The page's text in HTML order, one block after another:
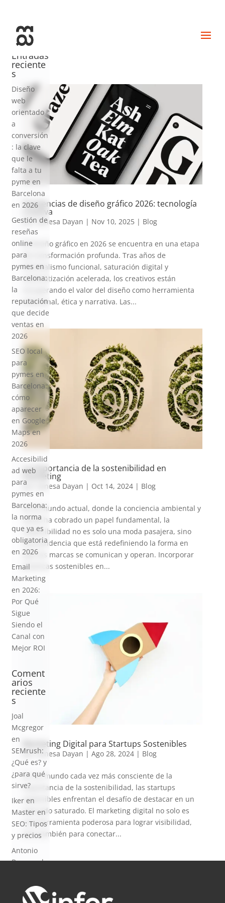
Tendencias de diseño gráfico 2026: tecnología
creativa
porVanesa Dayan | Nov 10, 2025| Blog
El diseño gráfico en 2026 se encuentra en una etapa
de transformación profunda. Tras años de
minimalismo funcional, saturación digital y
automatización acelerada, los creativos están
recuperando el valor del diseño como herramienta
emocional, ética y narrativa. Las...
La importancia de la sostenibilidad en
marketing
por Vanesa Dayan | Oct 14, 2024| Blog
En el mundo actual, donde la conciencia ambiental y
social ha cobrado un papel fundamental, la
sostenibilidad no es solo una moda pasajera, sino
una tendencia que está redefiniendo la forma en
que las marcas se comunican y operan. Incorporar
prácticas sostenibles en...
Marketing Digital para Startups Sostenibles
porVanesa Dayan | Ago 28, 2024| Blog
En un mundo cada vez más consciente de la
importancia de la sostenibilidad, las startups
sostenibles enfrentan el desafío de destacar en un
mercado saturado. El marketing digital no solo es
una herramienta poderosa para lograr visibilidad,
sino también para conectar...
Entradas
reciente
s
Diseño
web
orientado
a
conversión
: la clave
que le
falta a tu
pyme en
Barcelona
en 2026
Gestión de
reseñas
online
para
pymes en
Barcelona:
la
reputación
que decide
ventas en
2026
SEO local
para
pymes en
Barcelona:
cómo
aparecer
en Google
Maps en
2026
Accesibilid
ad web
para
pymes en
Barcelona:
la norma
que ya es
obligatoria
en 2026
Email
Marketing
en 2026:
Por Qué
Sigue
Siendo el
Canal con
Mejor ROI
Coment
arios
reciente
s
Joal
Mcgregor
en
SEMrush:
¿Qué es? y
¿para qué
sirve?
Iker en
Master en
SEO: Tipos
y precios
Antonio
Bocaranda
¿Debería
invertir en